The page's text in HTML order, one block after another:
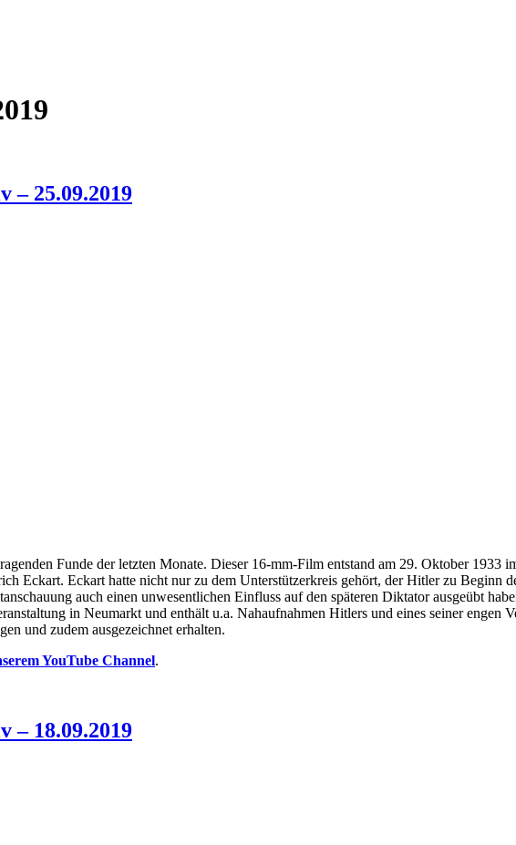
– 25.09.2019
Funde der letzten Monate. Dieser 16-mm-Film entstand am 29. Oktober
Eckart. Eckart hatte nicht nur zu dem Unterstützerkreis gehört, der Hitler zu Beginn
auch einen unwesentlichen Einfluss auf den späteren Diktator ausgeübt
in Neumarkt und enthält u.a. Nahaufnahmen Hitlers und eines seiner engen
und zudem ausgezeichnet erhalten.
YouTube Channel.
– 18.09.2019